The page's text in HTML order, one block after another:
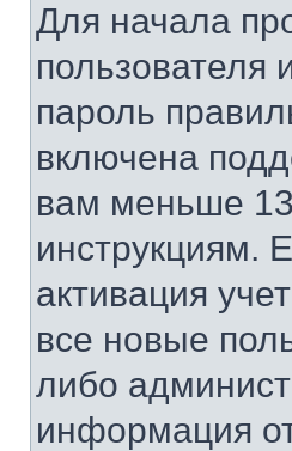
Для начала
пользователя
пароль
включена
вам меньше
инструкциям.
активация
все новые
либо
информация